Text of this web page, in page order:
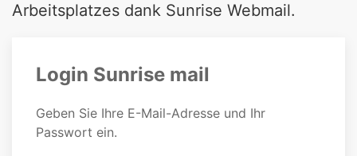
Arbeitsplatzes dank Sunrise Webmail.
Login Sunrise mail
Geben Sie Ihre E-Mail-Adresse und Ihr
Passwort ein.